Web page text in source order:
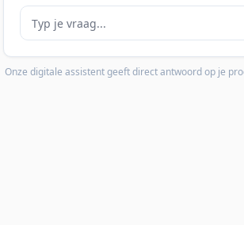
Je vraag
Onze digitale assistent geeft direct antwoord op je